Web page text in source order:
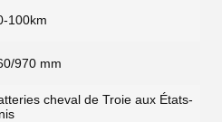
100km
970 mm
cheval de Troie aux États-